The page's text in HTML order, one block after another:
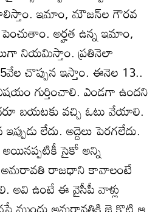
ఇమాం, మౌజన్‌ల గౌరవ
అర్హత ఉన్న ఇమాం,
నియమిస్తాం. ప్రతినెలా
చొప్పున ఇస్తాం. ఈనెల 13..
గుర్తించాలి. ఎండగా ఉందని
బయటకు వచ్చి ఓటు వేయాలి.
లేదు. అద్దెలు పెరగలేదు.
అయినప్పటికీ సైకో అన్ని
అమరావతి రాజధాని కావాలంటే
ఉంటే ఈ వైసీపీ వాళ్లు